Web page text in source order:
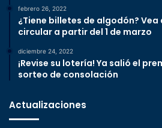
febrero 26, 2022
¿Tiene billetes de algodón? Vea
circular a partir del 1 de marzo
diciembre 24, 2022
¡Revise su lotería! Ya salió el
sorteo de consolación
Actualizaciones